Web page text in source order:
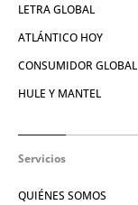
LETRA GLOBAL
ATLÁNTICO HOY
CONSUMIDOR GLOBAL
HULE Y MANTEL
Servicios
QUIÉNES SOMOS